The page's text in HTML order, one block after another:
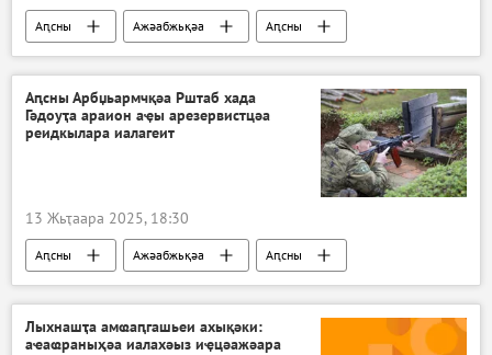
Аԥсны Ажәабжьқәа
Аԥсны
Акультура
Аԥсны Арбџьармчқәа Рштаб хада
Гәдоуҭа араион аҿы арезервистцәа
реидкылара иалагеит
13 Жьҭаара 2025, 18:30
Аԥсны Ажәабжьқәа
Аԥсны
Гәдоуҭа араион
Лыхнашҭа амҩаԥгашьеи ахықәки:
аҽаҩраныҳәа иалахәыз иҿцәажәара